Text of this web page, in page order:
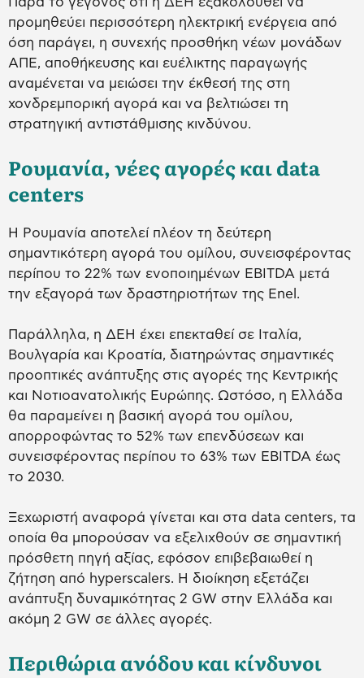
προμηθεύει περισσότερη ηλεκτρική ενέργεια από
όση παράγει, η συνεχής προσθήκη νέων μονάδων
ΑΠΕ, αποθήκευσης και ευέλικτης παραγωγής
αναμένεται να μειώσει την έκθεσή της στη
χονδρεμπορική αγορά και να βελτιώσει τη
στρατηγική αντιστάθμισης κινδύνου.
Ρουμανία, νέες αγορές και data
centers
Η Ρουμανία αποτελεί πλέον τη δεύτερη
σημαντικότερη αγορά του ομίλου, συνεισφέροντας
περίπου το 22% των ενοποιημένων EBITDA μετά
την εξαγορά των δραστηριοτήτων της Enel.
Παράλληλα, η ΔΕΗ έχει επεκταθεί σε Ιταλία,
Βουλγαρία και Κροατία, διατηρώντας σημαντικές
προοπτικές ανάπτυξης στις αγορές της Κεντρικής
και Νοτιοανατολικής Ευρώπης. Ωστόσο, η Ελλάδα
θα παραμείνει η βασική αγορά του ομίλου,
απορροφώντας το 52% των επενδύσεων και
συνεισφέροντας περίπου το 63% των EBITDA έως
το 2030.
Ξεχωριστή αναφορά γίνεται και στα data centers, τα
οποία θα μπορούσαν να εξελιχθούν σε σημαντική
πρόσθετη πηγή αξίας, εφόσον επιβεβαιωθεί η
ζήτηση από hyperscalers. Η διοίκηση εξετάζει
ανάπτυξη δυναμικότητας 2 GW στην Ελλάδα και
ακόμη 2 GW σε άλλες αγορές.
Περιθώρια ανόδου και κίνδυνοι